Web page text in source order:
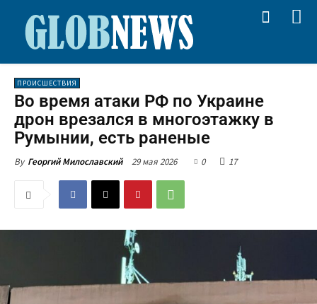
ПРОИСШЕСТВИЯ
Во время атаки РФ по Украине
дрон врезался в многоэтажку в
Румынии, есть раненые
By Георгий Милославский 29 мая 2026 0 17